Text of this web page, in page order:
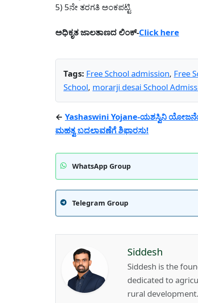
5) 5ನೇ ತರಗತಿ ಅಂಕಪಟ್ಟಿ
ಅಧಿಕೃತ ಜಾಲತಾಣದ ಲಿಂಕ್-Click here
Tags: Free School admission, Free
School, morarji desai School
← Yashaswini Yojane-ಯಶಸ್ವಿನಿ
ಮಹತ್ವ ಬದಲಾವಣೆಗೆ ಶಿಫಾರಸು!
WhatsApp Group
Telegram Group
Siddesh
Siddesh is the
dedicated to
rural